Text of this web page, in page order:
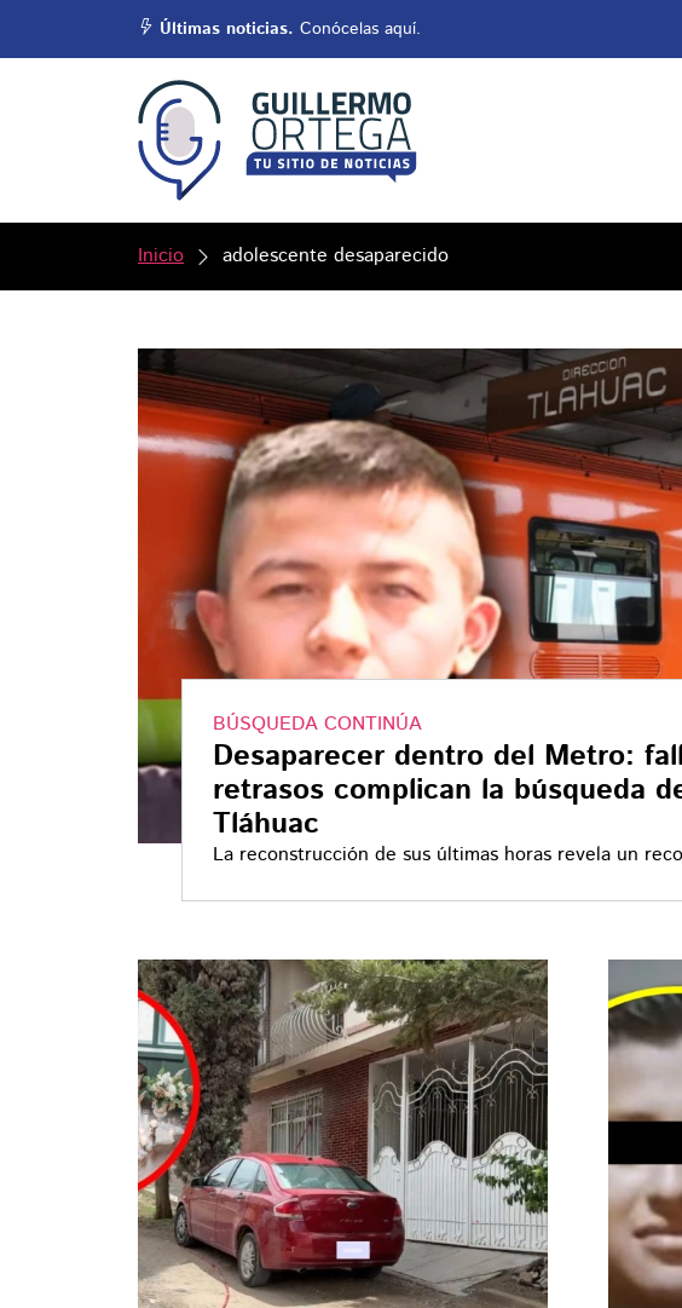
Últimas noticias. Conócelas aquí.
Inicio adolescente desaparecido
BÚSQUEDA CONTINÚA
Desaparecer dentro del Metro:
retrasos complican la búsqueda
Tláhuac
La reconstrucción de sus últimas horas revela un